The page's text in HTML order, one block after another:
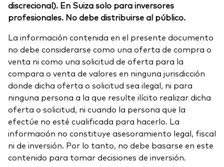
discrecional). En Suiza solo para inversores
profesionales. No debe distribuirse al público.
La información contenida en el presente documento
no debe considerarse como una oferta de compra o
venta ni como una solicitud de oferta para la
compara o venta de valores en ninguna jurisdicción
donde dicha oferta o solicitud sea ilegal, ni para
ninguna persona a la que resulte ilícito realizar dicha
oferta o solicitud, ni cuando la persona que la
efectúe no esté cualificada para hacerlo. La
información no constituye asesoramiento legal, fiscal
ni de inversión. Por lo tanto, no debe basarse en este
contenido para tomar decisiones de inversión.